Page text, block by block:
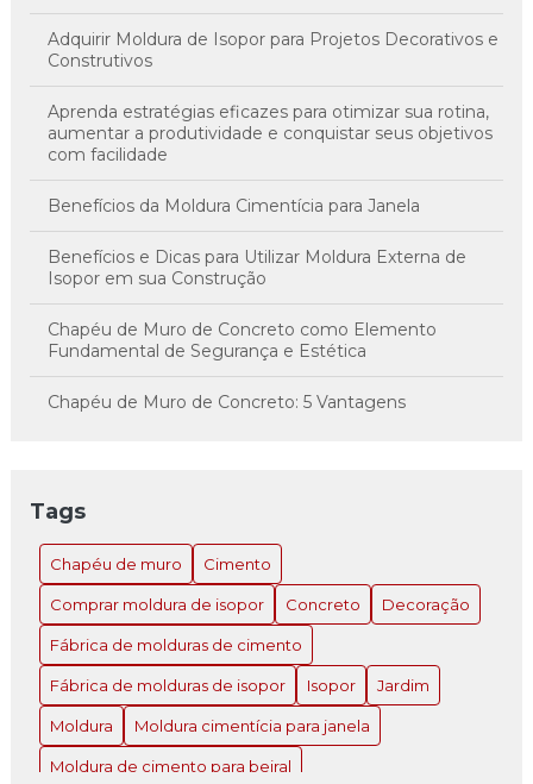
Adquirir Moldura de Isopor para Projetos Decorativos e
Construtivos
Aprenda estratégias eficazes para otimizar sua rotina,
aumentar a produtividade e conquistar seus objetivos
com facilidade
Benefícios da Moldura Cimentícia para Janela
Benefícios e Dicas para Utilizar Moldura Externa de
Isopor em sua Construção
Chapéu de Muro de Concreto como Elemento
Fundamental de Segurança e Estética
Chapéu de Muro de Concreto: 5 Vantagens
Chapéu de Muro de Concreto: Como Escolher e
Instalar o Ideal para Sua Propriedade
Chapéu de Muro de Concreto: Como Escolher e
Instalar o Ideal para Sua Propriedade
Chapéu de Muro de Concreto: Como Escolher e
Instalar o Ideal para Sua Propriedade
Chapéu de Muro de Concreto: Como Escolher e
Tags
Chapéu de muro Cimento
Comprar moldura de isopor Concreto Decoração
Fábrica de molduras de cimento
Fábrica de molduras de isopor Isopor Jardim
Moldura Moldura cimentícia para janela
Moldura de cimento para beiral